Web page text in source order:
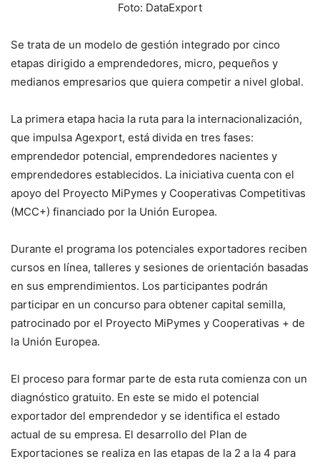
Foto: DataExport
Se trata de un modelo de gestión integrado por cinco
etapas dirigido a emprendedores, micro, pequeños y
medianos empresarios que quiera competir a nivel global.
La primera etapa hacia la ruta para la internacionalización,
que impulsa Agexport, está divida en tres fases:
emprendedor potencial, emprendedores nacientes y
emprendedores establecidos. La iniciativa cuenta con el
apoyo del Proyecto MiPymes y Cooperativas Competitivas
(MCC+) financiado por la Unión Europea.
Durante el programa los potenciales exportadores reciben
cursos en línea, talleres y sesiones de orientación basadas
en sus emprendimientos. Los participantes podrán
participar en un concurso para obtener capital semilla,
patrocinado por el Proyecto MiPymes y Cooperativas + de
la Unión Europea.
El proceso para formar parte de esta ruta comienza con un
diagnóstico gratuito. En este se mido el potencial
exportador del emprendedor y se identifica el estado
actual de su empresa. El desarrollo del Plan de
Exportaciones se realiza en las etapas de la 2 a la 4 para